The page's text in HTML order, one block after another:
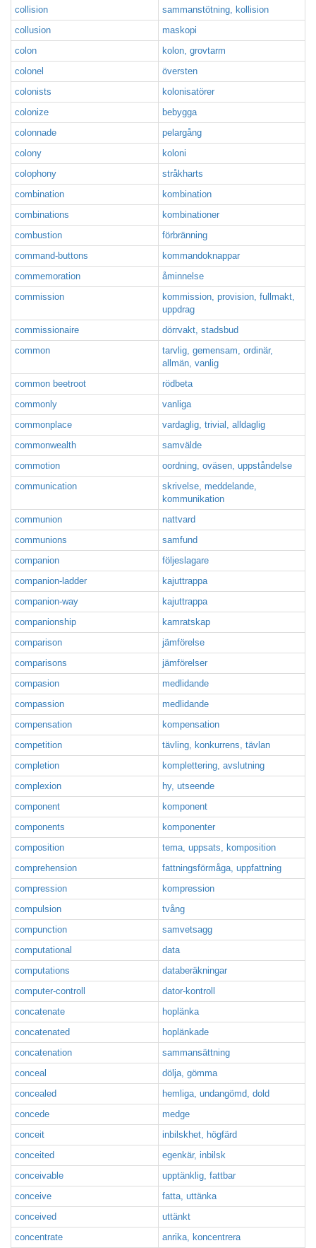
collision
sammanstötning, kollision
collusion
maskopi
colon
kolon, grovtarm
colonel
översten
colonists
kolonisatörer
colonize
bebygga
colonnade
pelargång
colony
koloni
colophony
stråkharts
combination
kombination
combinations
kombinationer
combustion
förbränning
command-buttons
kommandoknappar
commemoration
åminnelse
commission
kommission, provision, fullmakt,
uppdrag
commissionaire
dörrvakt, stadsbud
common
tarvlig, gemensam, ordinär,
allmän, vanlig
common beetroot
rödbeta
commonly
vanliga
commonplace
vardaglig, trivial, alldaglig
commonwealth
samvälde
commotion
oordning, oväsen, uppståndelse
communication
skrivelse, meddelande,
kommunikation
communion
nattvard
communions
samfund
companion
följeslagare
companion-ladder
kajuttrappa
companion-way
kajuttrappa
companionship
kamratskap
comparison
jämförelse
comparisons
jämförelser
compasion
medlidande
compassion
medlidande
compensation
kompensation
competition
tävling, konkurrens, tävlan
completion
komplettering, avslutning
complexion
hy, utseende
component
komponent
components
komponenter
composition
tema, uppsats, komposition
comprehension
fattningsförmåga, uppfattning
compression
kompression
compulsion
tvång
compunction
samvetsagg
computational
data
computations
databeräkningar
computer-controll
dator-kontroll
concatenate
hoplänka
concatenated
hoplänkade
concatenation
sammansättning
conceal
dölja, gömma
concealed
hemliga, undangömd, dold
concede
medge
conceit
inbilskhet, högfärd
conceited
egenkär, inbilsk
conceivable
upptänklig, fattbar
conceive
fatta, uttänka
conceived
uttänkt
concentrate
anrika, koncentrera